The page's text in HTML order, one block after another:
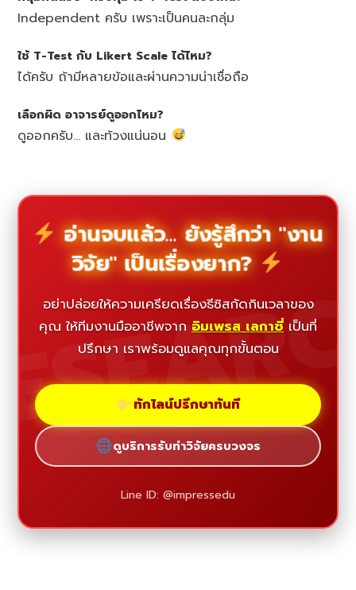
Independent ครับ เพราะเป็นคนละกลุ่ม
ใช้ T-Test กับ Likert Scale ได้ไหม?
ได้ครับ ถ้ามีหลายข้อและผ่านความน่าเชื่อถือ
เลือกผิด อาจารย์ดูออกไหม?
ดูออกครับ… และท้วงแน่นอน
อ่านจบแล้ว... ยังรู้สึกว่า "งาน
วิจัย" เป็นเรื่องยาก?
อย่าปล่อยให้ความเครียดเรื่องธีซิสกัดกินเวลาของ
คุณ ให้ทีมงานมืออาชีพจาก อิมเพรส เลกาซี่ เป็นที่
ปรึกษา เราพร้อมดูแลคุณทุกขั้นตอน
ทักไลน์ปรึกษาทันที
ดูบริการรับทำวิจัยครบวงจร
Line ID: @impressedu